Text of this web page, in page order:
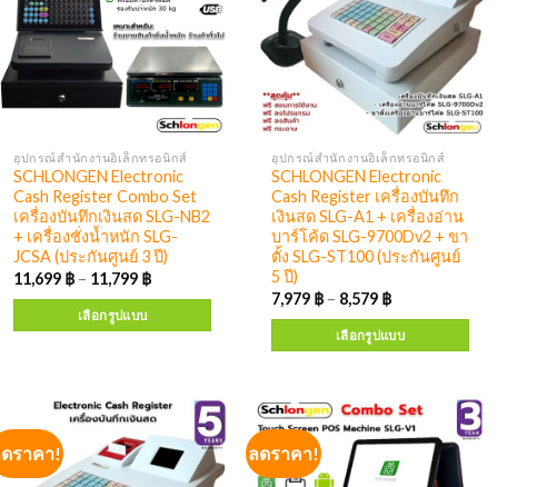
อุปกรณ์สำนักงานอิเล็กทรอนิกส์
SCHLONGEN Electronic
Cash Register Combo Set
เครื่องบันทึกเงินสด SLG-NB2
+ เครื่องชั่งน้ำหนัก SLG-
JCSA (ประกันศูนย์ 3 ปี)
11,699 ฿ – 11,799 ฿
เลือกรูปแบบ
ราคา!
อุปกรณ์สำนักงานอิเล็กทรอนิกส์
SCHLONGEN Electronic
Cash Register เครื่องบันทึก
เงินสด SLG-A1 + เครื่องอ่าน
บาร์โค้ด SLG-9700Dv2 + ขา
ตั้ง SLG-ST100 (ประกันศูนย์
5 ปี)
7,979 ฿ – 8,579 ฿
เลือกรูปแบบ
ลดราคา!